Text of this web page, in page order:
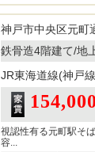
神戸市中央区元町
鉄骨造4階建て/地
JR東海道線(神戸
視認性有る元町駅そ
容...